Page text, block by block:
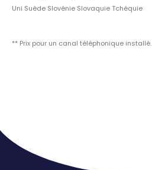
Uni Suède Slovénie Slovaquie Tchéquie
** Prix pour un canal téléphonique installé.